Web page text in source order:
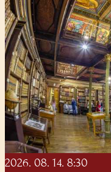
2026. 08. 14. 8:30